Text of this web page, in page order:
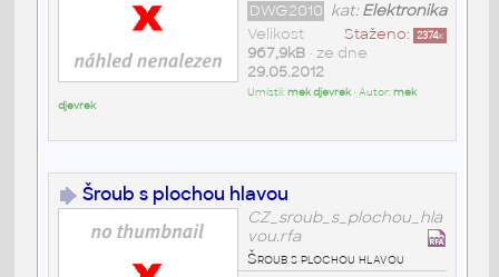
kat:Elektronika
DWG2010
Staženo: 2374x
Velikost
967,9kB• ze dne
29.05.2012
Umístil:mek djevrek• Autor:mek
djevrek
Šroub s plochou hlavou
CZ_sroub_s_plochou_hla
vou.rfa
Šroub s plochou hlavou